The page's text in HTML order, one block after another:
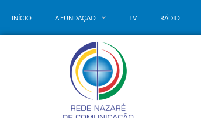
INÍCIO A FUNDAÇÃO TV RÁDIO